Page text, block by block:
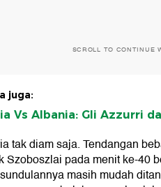
SCROLL TO CONTINUE
juga:
Vs Albania: Gli Azzurri
tak diam saja. Tendangan
Szoboszlai pada menit ke-40
masih mudah